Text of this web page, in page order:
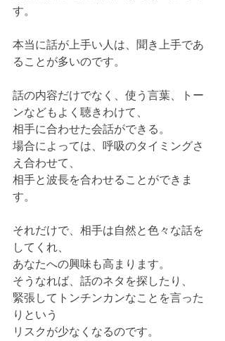
す。
本当に話が上手い人は、聞き上手であ
ることが多いのです。
話の内容だけでなく、使う言葉、トー
ンなどもよく聴きわけて、
相手に合わせた会話ができる。
場合によっては、呼吸のタイミングさ
え合わせて、
相手と波長を合わせることができま
す。
それだけで、相手は自然と色々な話を
してくれ、
あなたへの興味も高まります。
そうなれば、話のネタを探したり、
緊張してトンチンカンなことを言った
りという
リスクが少なくなるのです。